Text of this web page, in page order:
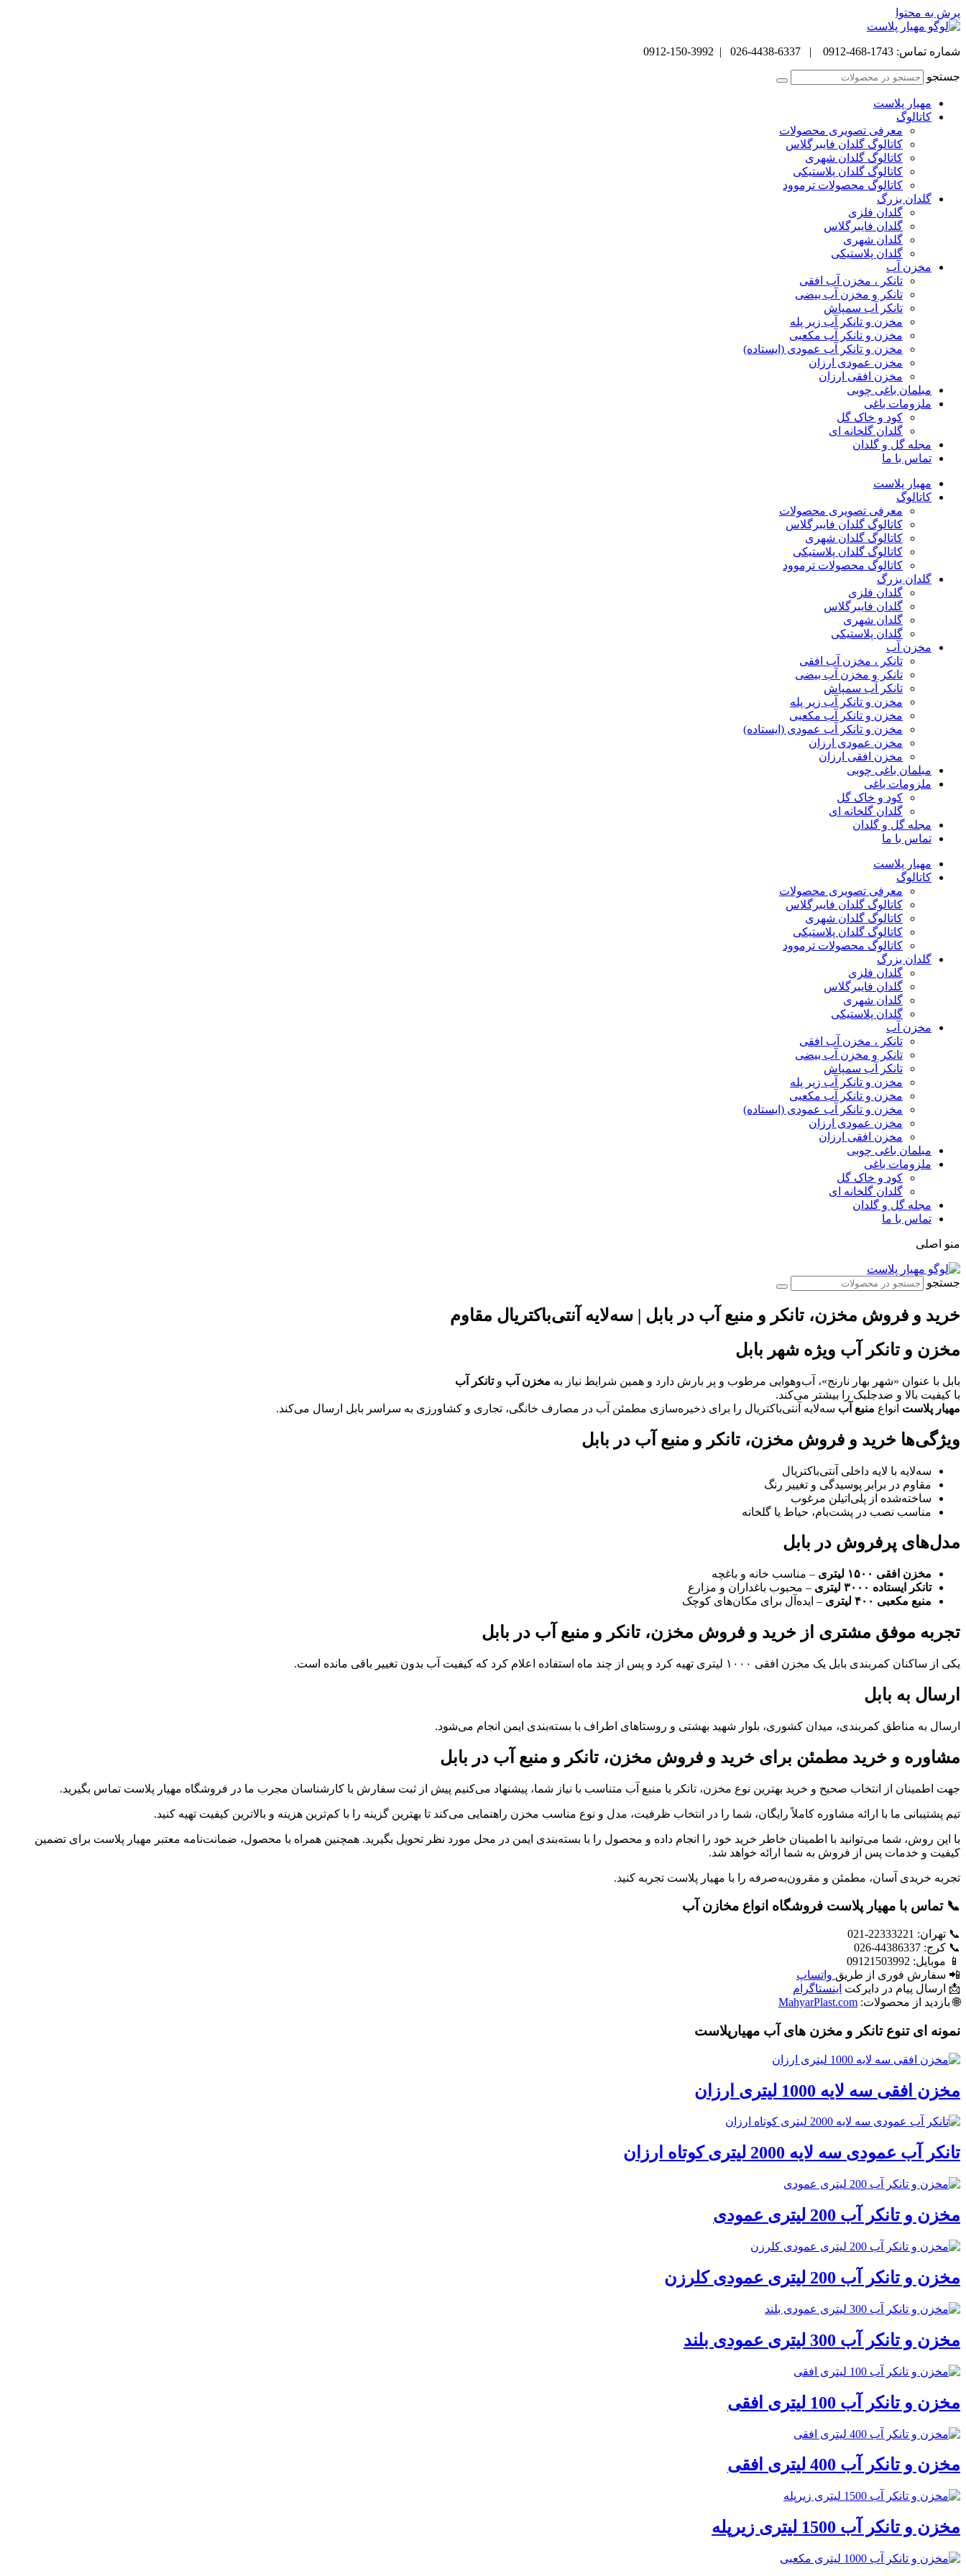
پرش به محتوا
شماره تماس: 1743-468-0912 | 6337-4438-026 | 3992-150-0912
جستجو
مهیار پلاست
کاتالوگ
معرفی تصویری محصولات
کاتالوگ گلدان فایبرگلاس
کاتالوگ گلدان شهری
کاتالوگ گلدان پلاستیکی
کاتالوگ محصولات ترموود
گلدان بزرگ
گلدان فلزی
گلدان فایبرگلاس
گلدان شهری
گلدان پلاستیکی
مخزن آب
تانکر ، مخزن آب افقی
تانکر و مخزن آب بیضی
تانکر آب سمپاش
مخزن و تانکر آب زیر پله
مخزن و تانکر آب مکعبی
مخزن و تانکر آب عمودی (ایستاده)
مخزن عمودی ارزان
مخزن افقی ارزان
مبلمان باغی چوبی
ملزومات باغی
کود و خاک گل
گلدان گلخانه ای
مجله گل و گلدان
تماس با ما
مهیار پلاست
کاتالوگ
معرفی تصویری محصولات
کاتالوگ گلدان فایبرگلاس
کاتالوگ گلدان شهری
کاتالوگ گلدان پلاستیکی
کاتالوگ محصولات ترموود
گلدان بزرگ
گلدان فلزی
گلدان فایبرگلاس
گلدان شهری
گلدان پلاستیکی
مخزن آب
تانکر ، مخزن آب افقی
تانکر و مخزن آب بیضی
تانکر آب سمپاش
مخزن و تانکر آب زیر پله
مخزن و تانکر آب مکعبی
مخزن و تانکر آب عمودی (ایستاده)
مخزن عمودی ارزان
مخزن افقی ارزان
مبلمان باغی چوبی
ملزومات باغی
کود و خاک گل
گلدان گلخانه ای
مجله گل و گلدان
تماس با ما
مهیار پلاست
کاتالوگ
معرفی تصویری محصولات
کاتالوگ گلدان فایبرگلاس
کاتالوگ گلدان شهری
کاتالوگ گلدان پلاستیکی
کاتالوگ محصولات ترموود
گلدان بزرگ
گلدان فلزی
گلدان فایبرگلاس
گلدان شهری
گلدان پلاستیکی
مخزن آب
تانکر ، مخزن آب افقی
تانکر و مخزن آب بیضی
تانکر آب سمپاش
مخزن و تانکر آب زیر پله
مخزن و تانکر آب مکعبی
مخزن و تانکر آب عمودی (ایستاده)
مخزن عمودی ارزان
مخزن افقی ارزان
مبلمان باغی چوبی
ملزومات باغی
کود و خاک گل
گلدان گلخانه ای
مجله گل و گلدان
تماس با ما
منو اصلی
جستجو
خرید و فروش مخزن، تانکر و منبع آب در بابل | سه‌لایه آنتی‌باکتریال مقاوم
مخزن و تانکر آب ویژه شهر بابل
بابل با عنوان «شهر بهار نارنج»، آب‌وهوایی مرطوب و پر بارش دارد و همین شرایط نیاز به مخزن آب وتانکر آب
با کیفیت بالا و ضدجلبک را بیشتر می‌کند.
مهیار پلاست انواع منبع آب سه‌لایه آنتی‌باکتریال را برای ذخیره‌سازی مطمئن آب در مصارف خانگی، تجاری و کشاورزی به سراسر بابل ارسال می‌کند.
ویژگی‌ها خرید و فروش مخزن، تانکر و منبع آب در بابل
سه‌لایه با لایه داخلی آنتی‌باکتریال
مقاوم در برابر پوسیدگی و تغییر رنگ
ساخته‌شده از پلی‌اتیلن مرغوب
مناسب نصب در پشت‌بام، حیاط یا گلخانه
مدل‌های پرفروش در بابل
مخزن افقی ۱۵۰۰ لیتری
– مناسب خانه و باغچه
تانکر ایستاده ۳۰۰۰ لیتری
– محبوب باغداران و مزارع
منبع مکعبی ۴۰۰ لیتری
– ایده‌آل برای مکان‌های کوچک
تجربه موفق مشتری از خرید و فروش مخزن، تانکر و منبع آب در بابل
یکی از ساکنان کمربندی بابل یک مخزن افقی ۱۰۰۰ لیتری تهیه کرد و پس از چند ماه استفاده اعلام کرد که کیفیت آب بدون تغییر باقی مانده است.
ارسال به بابل
ارسال به مناطق کمربندی، میدان کشوری، بلوار شهید بهشتی و روستاهای اطراف با بسته‌بندی ایمن انجام می‌شود.
مشاوره و خرید مطمئن برای خرید و فروش مخزن، تانکر و منبع آب در بابل
جهت اطمینان از انتخاب صحیح و خرید بهترین نوع مخزن، تانکر یا منبع آب متناسب با نیاز شما، پیشنهاد می‌کنیم پیش از ثبت سفارش با کارشناسان مجرب ما در فروشگاه مهیار پلاست تماس بگیرید.
تیم پشتیبانی ما با ارائه مشاوره کاملاً رایگان، شما را در انتخاب ظرفیت، مدل و نوع مناسب مخزن راهنمایی می‌کند تا بهترین گزینه را با کم‌ترین هزینه و بالاترین کیفیت تهیه کنید.
با این روش، شما می‌توانید با اطمینان خاطر خرید خود را انجام داده و محصول را با بسته‌بندی ایمن در محل مورد نظر تحویل بگیرید. همچنین همراه با محصول، ضمانت‌نامه معتبر مهیار پلاست برای تضمین
کیفیت و خدمات پس از فروش به شما ارائه خواهد شد.
تجربه خریدی آسان، مطمئن و مقرون‌به‌صرفه را با مهیار پلاست تجربه کنید.
📞 تماس با مهیار پلاست فروشگاه انواع مخازن آب
📞 تهران: 22333221-021
📞 کرج: 44386337-026
📱 موبایل: 09121503992
📲 سفارش فوری از طریق واتساپ
📩 ارسال پیام در دایرکت اینستاگرام
🌐 بازدید از محصولات: MahyarPlast.com
نمونه ای تنوع تانکر و مخزن های آب مهیارپلاست
مخزن افقی سه لایه 1000 لیتری ارزان
تانکر آب عمودی سه لایه 2000 لیتری کوتاه ارزان
مخزن و تانکر آب 200 لیتری عمودی
مخزن و تانکر آب 200 لیتری عمودی کلرزن
مخزن و تانکر آب 300 لیتری عمودی بلند
مخزن و تانکر آب 100 لیتری افقی
مخزن و تانکر آب 400 لیتری افقی
مخزن و تانکر آب 1500 لیتری زیرپله